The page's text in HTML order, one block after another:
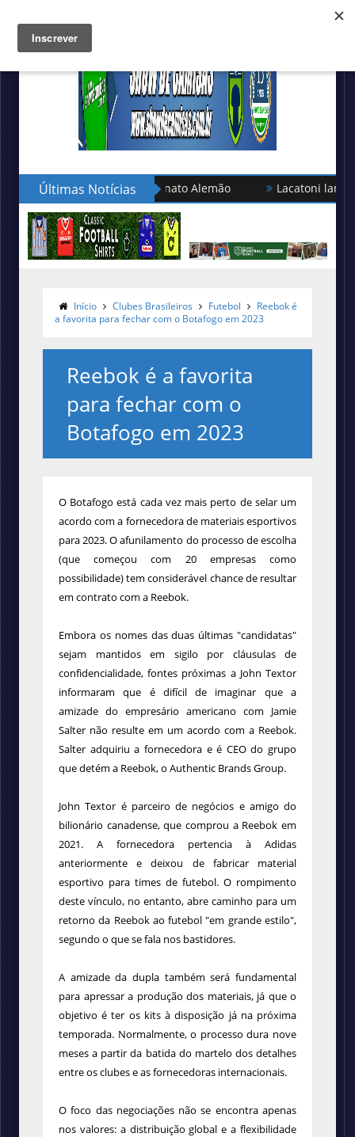
Últimas Notícias
turca no Campeonato Alemão Lacatoni lança as
Início Clubes Brasileiros Futebol
Reebok é
a favorita para fechar com o Botafogo em 2023
Reebok é a favorita
para fechar com o
Botafogo em 2023
O Botafogo está cada vez mais perto de selar um
acordo com a fornecedora de materiais esportivos
para 2023. O afunilamento do processo de escolha
(que começou com 20 empresas como
possibilidade) tem considerável chance de resultar
em contrato com a Reebok.
Embora os nomes das duas últimas "candidatas"
sejam mantidos em sigilo por cláusulas de
confidencialidade, fontes próximas a John Textor
informaram que é difícil de imaginar que a
amizade do empresário americano com Jamie
Salter não resulte em um acordo com a Reebok.
Salter adquiriu a fornecedora e é CEO do grupo
que detém a Reebok, o Authentic Brands Group.
John Textor é parceiro de negócios e amigo do
bilionário canadense, que comprou a Reebok em
2021. A fornecedora pertencia à Adidas
anteriormente e deixou de fabricar material
esportivo para times de futebol. O rompimento
deste vínculo, no entanto, abre caminho para um
retorno da Reebok ao futebol "em grande estilo",
segundo o que se fala nos bastidores.
A amizade da dupla também será fundamental
para apressar a produção dos materiais, já que o
objetivo é ter os kits à disposição já na próxima
temporada. Normalmente, o processo dura nove
meses a partir da batida do martelo dos detalhes
entre os clubes e as fornecedoras internacionais.
O foco das negociações não se encontra apenas
nos valores: a distribuição global e a flexibilidade